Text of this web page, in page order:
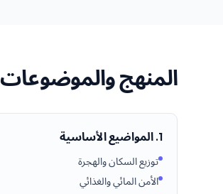
المنهج والموضوعات
1. المواضيع الأساسية
توزيع السكان والهجرة
الأمن المائي والغذائي